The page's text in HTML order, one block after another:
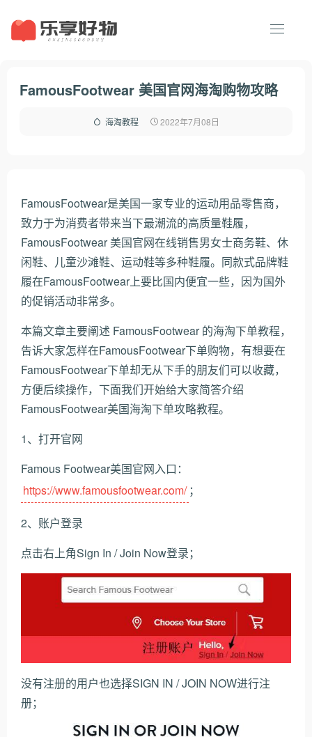
FamousFootwear 美国官网海淘购物攻略
海淘教程 2022年7月08日
FamousFootwear是美国一家专业的运动用品零售商，
致力于为消费者带来当下最潮流的高质量鞋履，
FamousFootwear 美国官网在线销售男女士商务鞋、休
闲鞋、儿童沙滩鞋、运动鞋等多种鞋履。同款式品牌鞋
履在FamousFootwear上要比国内便宜一些，因为国外
的促销活动非常多。
本篇文章主要阐述 FamousFootwear 的海淘下单教程，
告诉大家怎样在FamousFootwear下单购物，有想要在
FamousFootwear下单却无从下手的朋友们可以收藏，
方便后续操作，下面我们开始给大家简答介绍
FamousFootwear美国海淘下单攻略教程。
1、打开官网
Famous Footwear美国官网入口：
https://www.famousfootwear.com/ ；
2、账户登录
点击右上角Sign In / Join Now登录；
没有注册的用户也选择SIGN IN / JOIN NOW进行注
册；